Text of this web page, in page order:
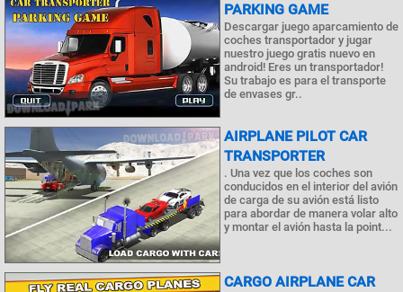
PARKING GAME
Descargar juego aparcamiento de
coches transportador y jugar
nuestro juego gratis nuevo en
android! Eres un transportador!
Su trabajo es para el transporte
de envases gr..
AIRPLANE PILOT CAR
TRANSPORTER
. Una vez que los coches son
conducidos en el interior del avión
de carga de su avión está listo
para abordar de manera volar alto
y montar el avión hasta la point...
CARGO AIRPLANE CAR